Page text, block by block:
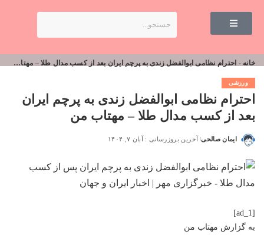
خانه - احترام نظامی ابوالفضل زندی به پرچم ایران بعد از کسب مدال طلا – مهتاب من
ورزشی
احترام نظامی ابوالفضل زندی به پرچم ایران
بعد از کسب مدال طلا – مهتاب من
ایمان صالحی آخرین بروزرسانی : آبان ۷, ۱۴۰۴
[ad_1]
به گزارش مهتاب من